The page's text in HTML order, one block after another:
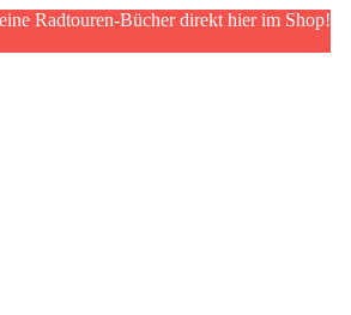
Radtouren-Bücher direkt hier im Shop!